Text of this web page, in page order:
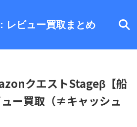
レビュー買取まとめ
クエストStageβ【船
ー買取（≠キャッシュ